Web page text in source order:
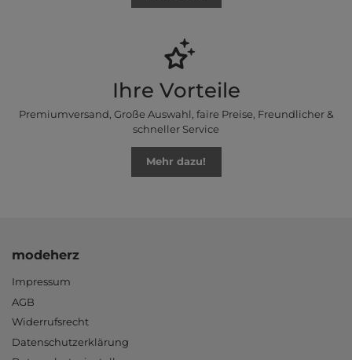
Ihre Vorteile
Premiumversand, Große Auswahl, faire Preise, Freundlicher &
schneller Service
Mehr dazu!
modeherz
Impressum
AGB
Widerrufsrecht
Datenschutzerklärung